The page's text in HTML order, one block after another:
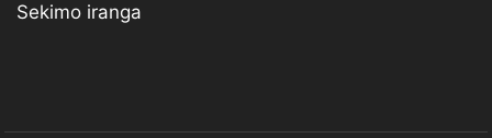
Sekimo iranga